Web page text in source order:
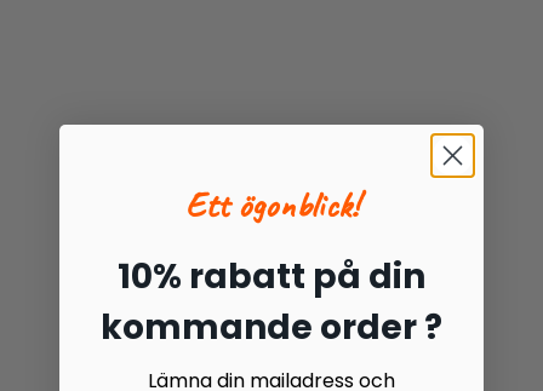
Ett ögonblick!
10% rabatt på din
kommande order ?
Lämna din mailadress och